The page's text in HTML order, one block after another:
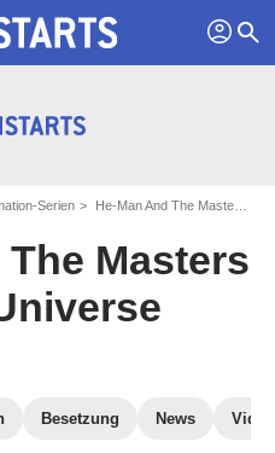
profil search
Serien He-Man And The Masters Of The Universe
Masters
Besetzung News